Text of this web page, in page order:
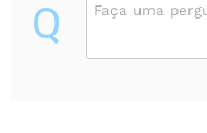
Q Faça uma